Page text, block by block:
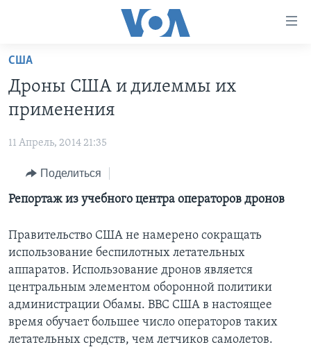
Перейти
основной
контент
Перейти
навигации
Перейти
поиск
ПРОГРАММЫ
НОВОСТИ ЗА МИНУТУ
ИТОГИ
ПОЧЕМУ ЭТО ВАЖНО?
ДЕТАЛИ
НЬЮ-ЙОРК NEW YORK
АМЕРИКА. БОЛЬШОЕ ПУТЕШЕСТВИЕ
ПРОЕКТЫ
УЧИМ АНГЛИЙСКИЙ
НАША АМЕРИКАНСКАЯ ИСТОРИЯ
А КАК В АМЕРИКЕ?
АМЕРИКАНСКИЕ ГОРОДКИ
ТЕСТЫ
ЭКСПЕРТИЗА
ИНТЕРВЬЮ
ФАКТЫ ПРОТИВ ФЕЙКОВ
УЧИМ АНГЛИЙСКИЙ
ВИДЕО
ПОДПИСКА НА НОВОСТИ
Learning English
США
Дроны США и дилеммы их
применения
11 Апрель, 2014 21:35
Поделиться
Репортаж из учебного центра операторов дронов
Правительство США не намерено сокращать
использование беспилотных летательных
аппаратов. Использование дронов является
центральным элементом оборонной политики
администрации Обамы. ВВС США в настоящее
время обучает большее число операторов таких
летательных средств, чем летчиков самолетов.